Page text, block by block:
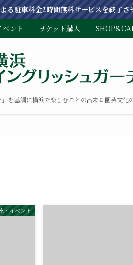
る駐車料金2時間無料サービスを終了
を基調に横浜で楽しむことの出来る園芸文化
ベント チケット購入
・イベント